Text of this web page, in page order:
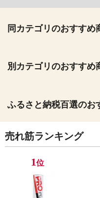
同カテゴリのおすすめ
別カテゴリのおすすめ
ふるさと納税百選のお
売れ筋ランキング
1位